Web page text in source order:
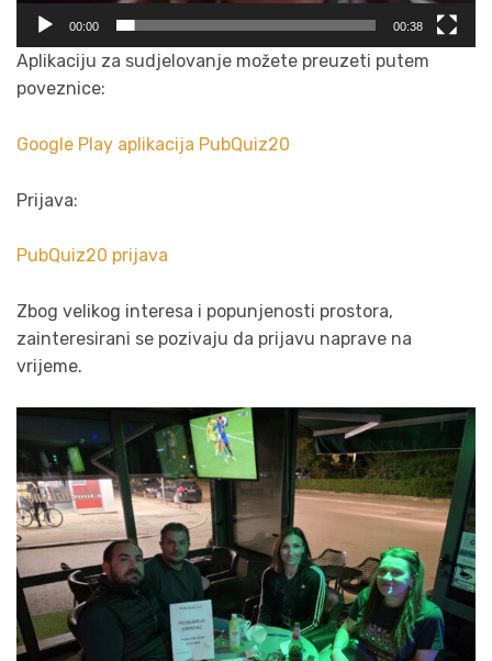
00:00 00:38
Aplikaciju za sudjelovanje možete preuzeti putem
poveznice:
Google Play aplikacija PubQuiz20⁠
Prijava:
PubQuiz20 prijava⁠
Zbog velikog interesa i popunjenosti prostora,
zainteresirani se pozivaju da prijavu naprave na
vrijeme.